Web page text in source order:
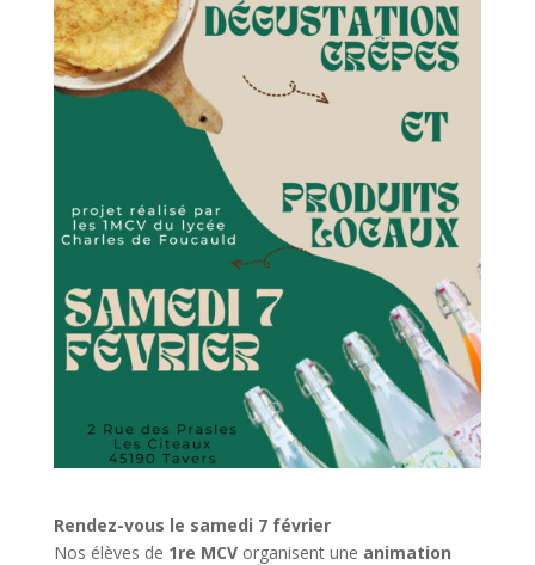
Rendez-vous le samedi 7 février
Nos élèves de 1re MCVorganisent une animation